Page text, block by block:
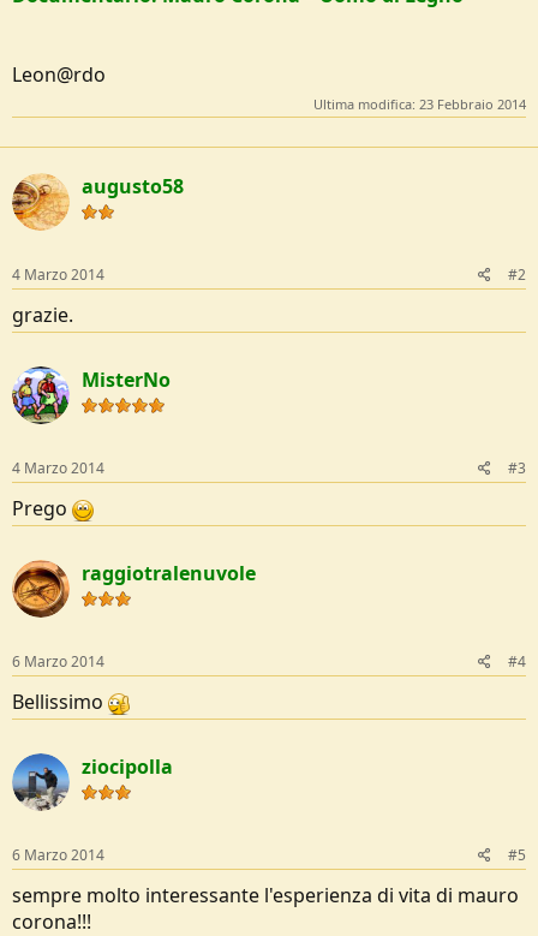
Leon@rdo
Ultima modifica: 23 Febbraio 2014
augusto58
4 Marzo 2014 #2
grazie.
MisterNo
4 Marzo 2014 #3
Prego
raggiotralenuvole
6 Marzo 2014 #4
Bellissimo
ziocipolla
6 Marzo 2014 #5
sempre molto interessante l'esperienza di vita di mauro
corona!!!